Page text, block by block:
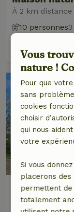
À 2 km
10 personnes
Maison
À 2 km
Vous
nature !
Pour que
sans
cookies
choisir
qui nous
votre
Si vous
placerons des
permettent de
totalement